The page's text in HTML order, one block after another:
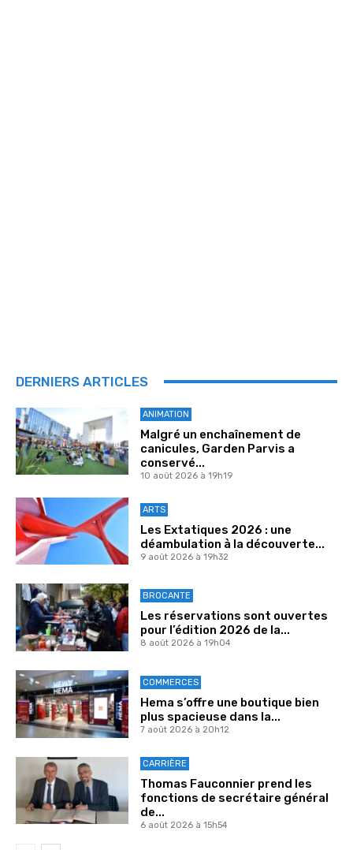
DERNIERS ARTICLES
ANIMATION
Malgré un enchaînement de
canicules, Garden Parvis a
conservé...
10 août 2026 à 19h19
ARTS
Les Extatiques 2026 : une
déambulation à la découverte...
9 août 2026 à 19h32
BROCANTE
Les réservations sont ouvertes
pour l’édition 2026 de la...
8 août 2026 à 19h04
COMMERCES
Hema s’offre une boutique bien
plus spacieuse dans la...
7 août 2026 à 20h12
CARRIÈRE
Thomas Fauconnier prend les
fonctions de secrétaire général
de...
6 août 2026 à 15h54